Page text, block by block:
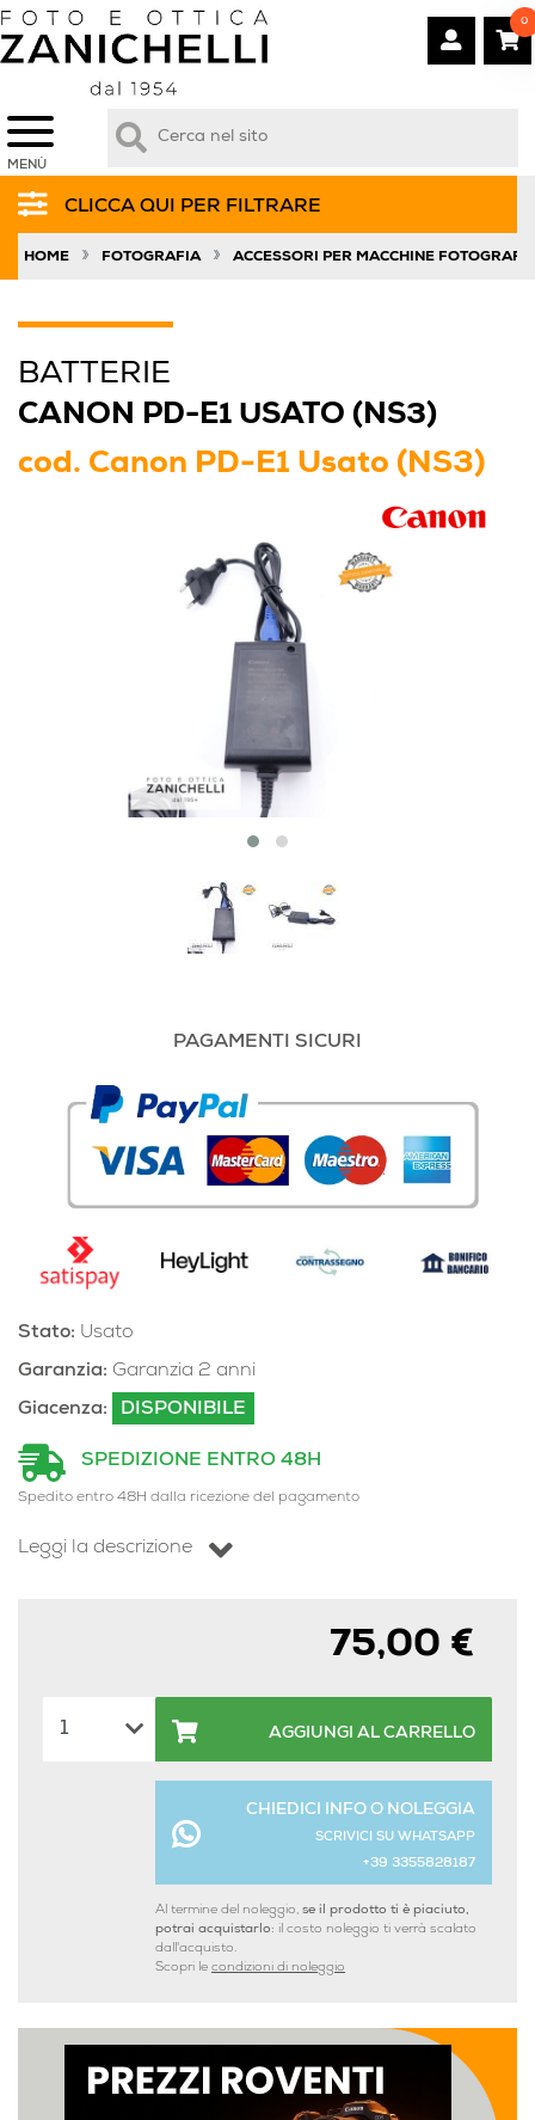
MENÙ
0
CLICCA QUI PER FILTRARE
HOME » FOTOGRAFIA » ACCESSORI PER MACCHINE
BATTERIE
CANON PD-E1 USATO (NS3)
cod. Canon PD-E1 Usato (NS3)
PAGAMENTI SICURI
Stato: Usato
Garanzia: Garanzia 2 anni
Giacenza:
DISPONIBILE
SPEDIZIONE ENTRO 48H
Spedito entro 48H dalla ricezione del pagamento
Leggi la descrizione
75,00 €
AGGIUNGI AL CARRELLO
CHIEDICI INFO O NOLEGGIA
SCRIVICI SU WHATSAPP
+39 3355828187
Al termine del noleggio, se il prodotto ti è piaciuto,
potrai acquistarlo: il costo noleggio ti verrà scalato
dall'acquisto.
Scopri le condizioni di noleggio